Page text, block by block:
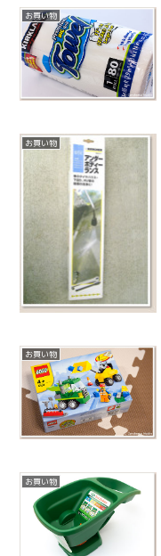
お買い物
お買い物
お買い物
お買い物